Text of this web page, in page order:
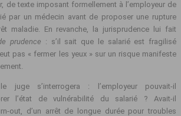
de texte imposant formellement à l’employeur de
par un médecin avant de proposer une rupture
maladie. En revanche, la jurisprudence lui fait
prudence : s’il sait que le salarié est fragilisé
pas « fermer les yeux » sur un risque manifeste
s’interrogera : l’employeur pouvait‑il
l’état de vulnérabilité du salarié ? Avait‑il
out, d’un arrêt de longue durée pour troubles